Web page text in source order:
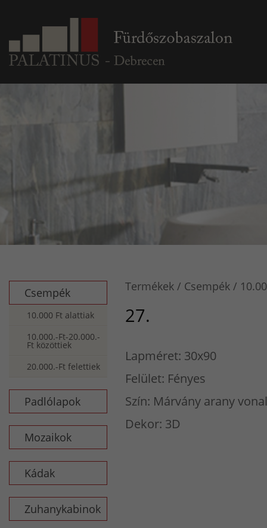
Csempék
10.000 Ft alattiak
10.000.-Ft-20.000.-
Ft közöttiek
20.000.-Ft felettiek
Padlólapok
Mozaikok
Kádak
Zuhanykabinok
Termékek Csempék
27.
Lapméret: 30x90
Felület: Fényes
Szín: Márvány arany
Dekor: 3D